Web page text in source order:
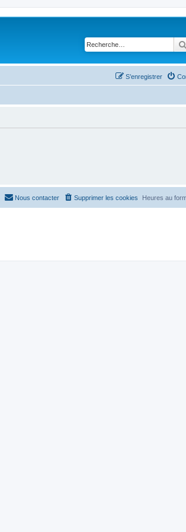
S’enregistrer
Heures au
Supprimer les cookies
Nous contacter